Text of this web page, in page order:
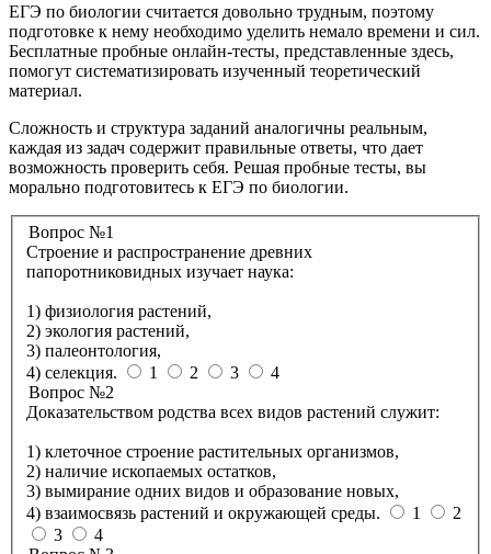
ЕГЭ по биологии считается довольно трудным, поэтому
подготовке к нему необходимо уделить немало времени и сил.
Бесплатные пробные онлайн-тесты, представленные здесь,
помогут систематизировать изученный теоретический
материал.
Сложность и структура заданий аналогичны реальным,
каждая из задач содержит правильные ответы, что дает
возможность проверить себя. Решая пробные тесты, вы
морально подготовитесь к ЕГЭ по биологии.
Вопрос №1
Строение и распространение древних
папоротниковидных изучает наука:
1) физиология растений,
2) экология растений,
3) палеонтология,
4) селекция.
1 2 3
4
Вопрос №2
Доказательством родства всех видов растений служит:
1) клеточное строение растительных организмов,
2) наличие ископаемых остатков,
3) вымирание одних видов и образование новых,
4) взаимосвязь растений и окружающей среды.
1
2
3
4